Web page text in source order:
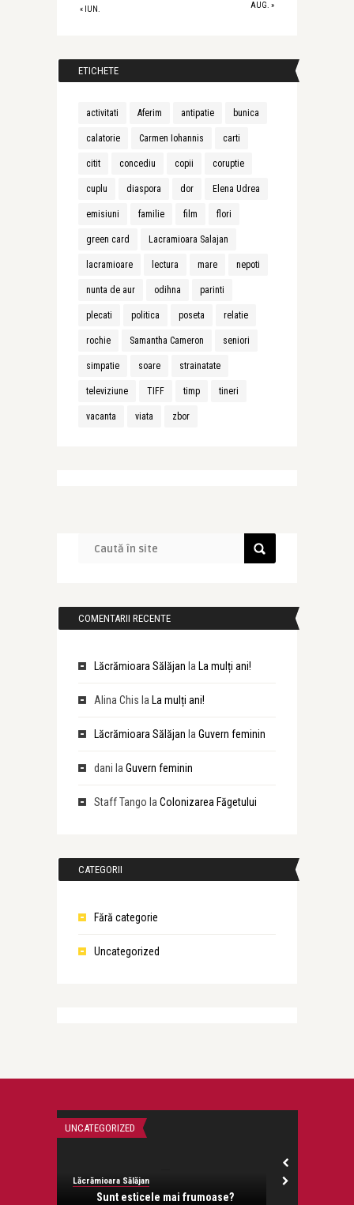
« IUN. AUG. »
ETICHETE
activitati Aferim antipatie bunica
calatorie Carmen Iohannis carti
citit concediu copii coruptie
cuplu diaspora dor Elena Udrea
emisiuni familie film flori
green card Lacramioara Salajan
lacramioare lectura mare nepoti
nunta de aur odihna parinti
plecati politica poseta relatie
rochie Samantha Cameron seniori
simpatie soare strainatate
televiziune TIFF timp tineri
vacanta viata zbor
COMENTARII RECENTE
Lăcrămioara Sălăjan la La mulți ani!
Alina Chis la La mulți ani!
Lăcrămioara Sălăjan la Guvern feminin
dani la Guvern feminin
Staff Tango la Colonizarea Făgetului
CATEGORII
Fără categorie
Uncategorized
UNCATEGORIZED
Lăcrămioara Sălăjan
Sunt esticele mai frumoase?